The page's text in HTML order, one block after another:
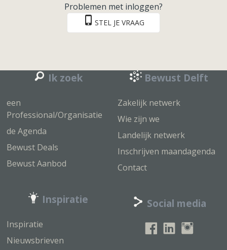
Problemen met inloggen?
STEL JE VRAAG
Ik zoek
een
Professional/Organisatie
de Agenda
Bewust Deals
Bewust Aanbod
Inspiratie
Inspiratie
Nieuwsbrieven
Bewust Delft
Zakelijk netwerk
Wie zijn we
Landelijk netwerk
Inschrijven maandagenda
Contact
Social media